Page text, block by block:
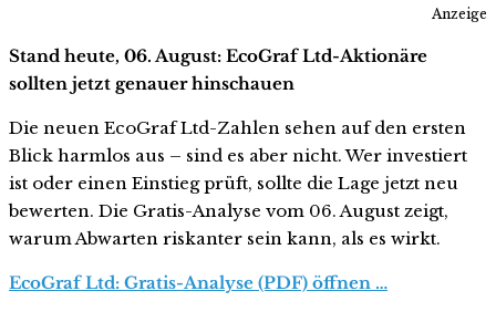
Anzeige
Stand heute, 06. August: EcoGraf Ltd-Aktionäre
sollten jetzt genauer hinschauen
Die neuen EcoGraf Ltd-Zahlen sehen auf den ersten
Blick harmlos aus – sind es aber nicht. Wer investiert
ist oder einen Einstieg prüft, sollte die Lage jetzt neu
bewerten. Die Gratis-Analyse vom 06. August zeigt,
warum Abwarten riskanter sein kann, als es wirkt.
EcoGraf Ltd: Gratis-Analyse (PDF) öffnen …